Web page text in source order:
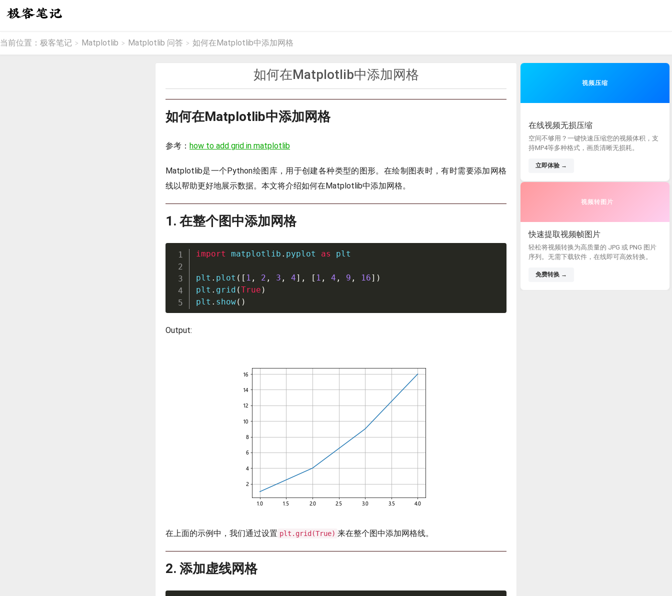
当前位置： 极客笔记 > Matplotlib > Matplotlib 问答 > 如何在Matplotlib中添加网格
如何在Matplotlib中添加网格
如何在Matplotlib中添加网格
参考： how to add grid in matplotlib
Matplotlib是一个Python绘图库，用于创建各种类型的图形。在绘制图表时，有时需要添加网格
线以帮助更好地展示数据。本文将介绍如何在Matplotlib中添加网格。
1. 在整个图中添加网格
import matplotlib . pyplot as plt
plt . plot ( [ 1 , 2 , 3 , 4] , [ 1 , 4 , 9 , 16] )
plt . grid (True )
plt . show( )
Output:
在上面的示例中，我们通过设置 plt.grid(True) 来在整个图中添加网格线。
2. 添加虚线网格
视频压缩
在线视频无损压缩
空间不够用？一键快速压缩您的视频体积，支
持MP4等多种格式，画质清晰无损耗。
立即体验 →
视频转图片
快速提取视频帧图片
轻松将视频转换为高质量的 JPG 或 PNG 图片
序列。无需下载软件，在线即可高效转换。
免费转换 →